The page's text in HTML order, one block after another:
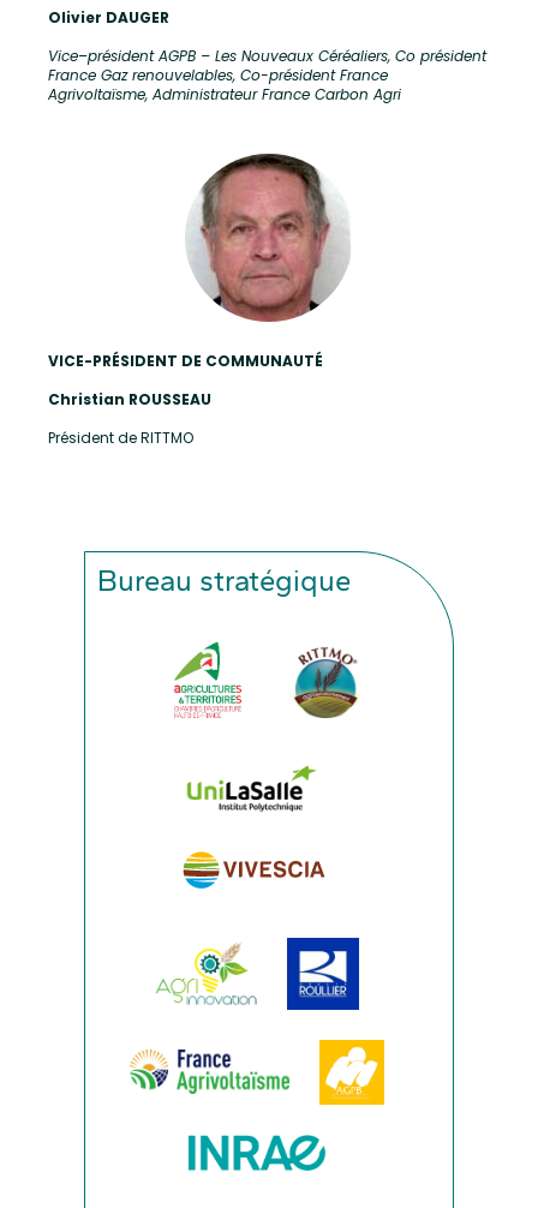
Olivier DAUGER
Vice–président AGPB – Les Nouveaux Céréaliers, Co président
France Gaz renouvelables, Co-président France
Agrivoltaïsme, Administrateur France Carbon Agri
VICE-PRÉSIDENT DE COMMUNAUTÉ
Christian ROUSSEAU
Président de RITTMO
Bureau stratégique